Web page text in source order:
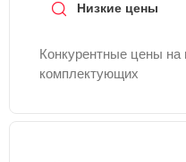
Низкие цены
Конкурентные цены
комплектующих